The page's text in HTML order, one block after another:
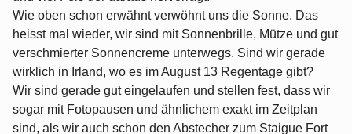
Wie oben schon erwähnt verwöhnt uns die Sonne. Das
heisst mal wieder, wir sind mit Sonnenbrille, Mütze und gut
verschmierter Sonnencreme unterwegs. Sind wir gerade
wirklich in Irland, wo es im August 13 Regentage gibt?
Wir sind gerade gut eingelaufen und stellen fest, dass wir
sogar mit Fotopausen und ähnlichem exakt im Zeitplan
sind, als wir auch schon den Abstecher zum Staigue Fort